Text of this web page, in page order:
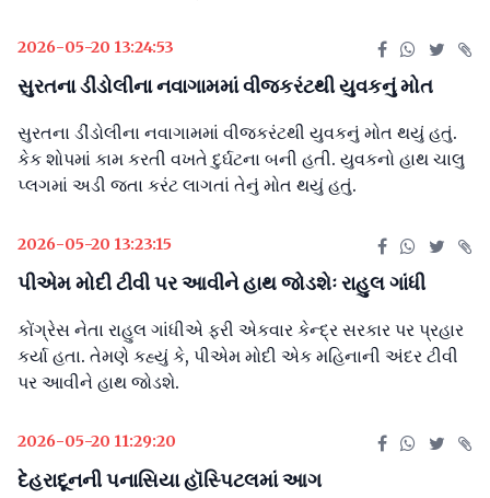
2026-05-20 13:24:53
સુરતના ડીંડોલીના નવાગામમાં વીજકરંટથી યુવકનું મોત
સુરતના ડીંડોલીના નવાગામમાં વીજકરંટથી યુવકનું મોત થયું હતું.
કેક શોપમાં કામ કરતી વખતે દુર્ઘટના બની હતી. યુવકનો હાથ ચાલુ
પ્લગમાં અડી જતા કરંટ લાગતાં તેનું મોત થયું હતું.
2026-05-20 13:23:15
પીએમ મોદી ટીવી પર આવીને હાથ જોડશેઃ રાહુલ ગાંધી
કોંગ્રેસ નેતા રાહુલ ગાંધીએ ફરી એકવાર કેન્દ્ર સરકાર પર પ્રહાર
કર્યા હતા. તેમણે કહ્યું કે, પીએમ મોદી એક મહિનાની અંદર ટીવી
પર આવીને હાથ જોડશે.
2026-05-20 11:29:20
દેહરાદૂનની પનાસિયા હૉસ્પિટલમાં આગ